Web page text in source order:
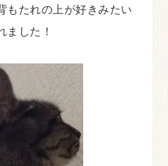
もたれの上が好きみたい
ました！